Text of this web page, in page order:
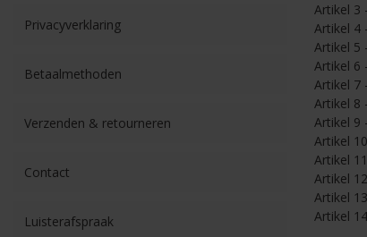
Privacyverklaring
Betaalmethoden
Verzenden & retourneren
Contact
Luisterafspraak
Artikel 3 -
Artikel 4 -
Artikel 5 -
Artikel 6 -
Artikel 7 -
Artikel 8 -
Artikel 9 -
Artikel
Artikel
Artikel
Artikel
Artikel